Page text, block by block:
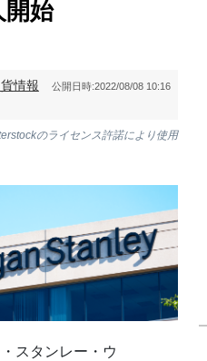
始
情報 公開日時:2022/08/08 10:16
のライセンス許諾により使用
スタンレー・ウ